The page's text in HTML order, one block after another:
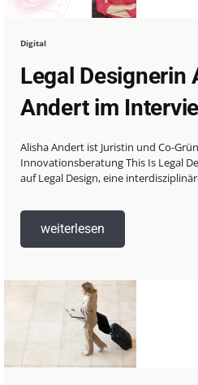
Digital
Legal Designerin
Andert im
Alisha Andert ist Juristin und Co-
Innovationsberatung This Is Legal
auf Legal Design, eine
weiterlesen